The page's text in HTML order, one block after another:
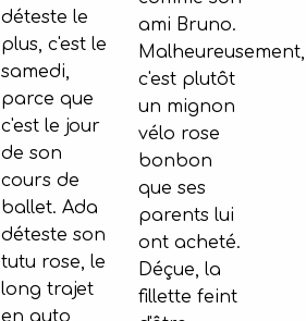
déteste le
plus, c'est le
samedi,
parce que
c'est le jour
de son
cours de
ballet. Ada
déteste son
tutu rose, le
long trajet
en auto
ami Bruno.
Malheureusement,
c'est plutôt
un mignon
vélo rose
bonbon
que ses
parents lui
ont acheté.
Déçue, la
fillette feint